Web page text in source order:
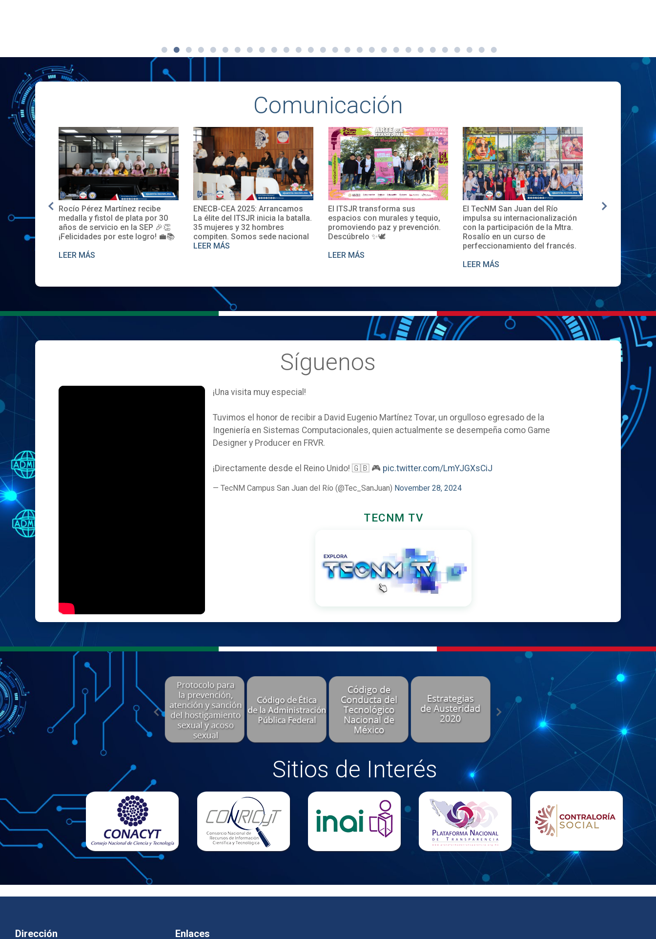
Comunicación
Rocío Pérez Martínez recibe
medalla y fistol de plata por 30
años de servicio en la SEP 🎉👏
¡Felicidades por este logro! 💼📚
LEER MÁS
ENECB-CEA 2025: Arrancamos
La élite del ITSJR inicia la batalla.
35 mujeres y 32 hombres
compiten. Somos sede nacional
LEER MÁS
El ITSJR transforma sus
espacios con murales y tequio,
promoviendo paz y prevención.
Descúbrelo ✨🕊
LEER MÁS
El TecNM San Juan del Río
impulsa su internacionalización
con la participación de la Mtra.
Rosalío en un curso de
perfeccionamiento del francés.
LEER MÁS
✨🎓Toma de
Síguenos
¡Una visita muy especial!
Tuvimos el honor de recibir a David Eugenio Martínez Tovar, un orgulloso egresado de la
Ingeniería en Sistemas Computacionales, quien actualmente se desempeña como Game
Designer y Producer en FRVR.
¡Directamente desde el Reino Unido! 🇬🇧 🎮 pic.twitter.com/LmYJGXsCiJ
— TecNM Campus San Juan del Río (@Tec_SanJuan) November 28, 2024
TECNM TV
Sitios de Interés
Dirección Enlaces